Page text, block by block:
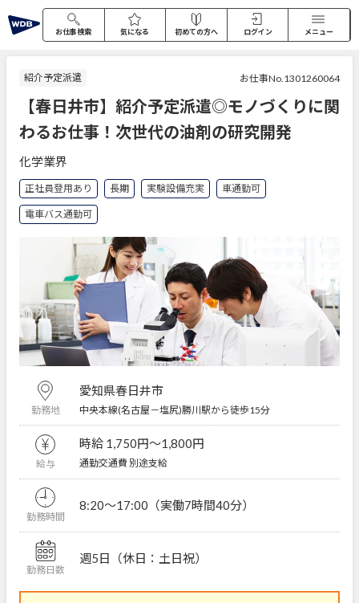
お仕事検索 気になる 初めての方へ ログイン メニュー
紹介予定派遣 お仕事No.1301260064
【春日井市】紹介予定派遣◎モノづくりに関
わるお仕事！次世代の油剤の研究開発
化学業界
正社員登用あり 長期 実験設備充実 車通勤可
電車バス通勤可
勤務地
愛知県春日井市
中央本線(名古屋－塩尻)勝川駅から徒歩15分
給与
時給 1,750円〜1,800円
通勤交通費 別途支給
勤務時間
8:20～17:00（実働7時間40分）
勤務日数
週5日（休日：土日祝）